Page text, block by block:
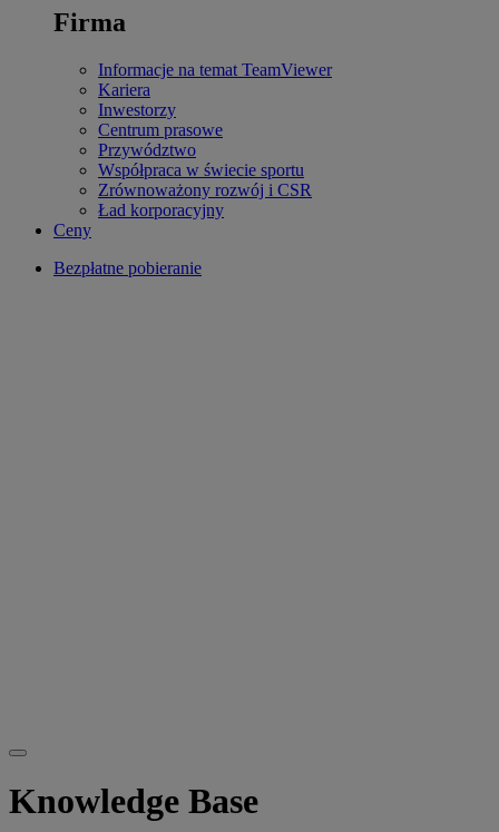
Firma
Informacje na temat TeamViewer
Kariera
Inwestorzy
Centrum prasowe
Przywództwo
Współpraca w świecie sportu
Zrównoważony rozwój i CSR
Ład korporacyjny
Ceny
Bezpłatne pobieranie
Knowledge Base